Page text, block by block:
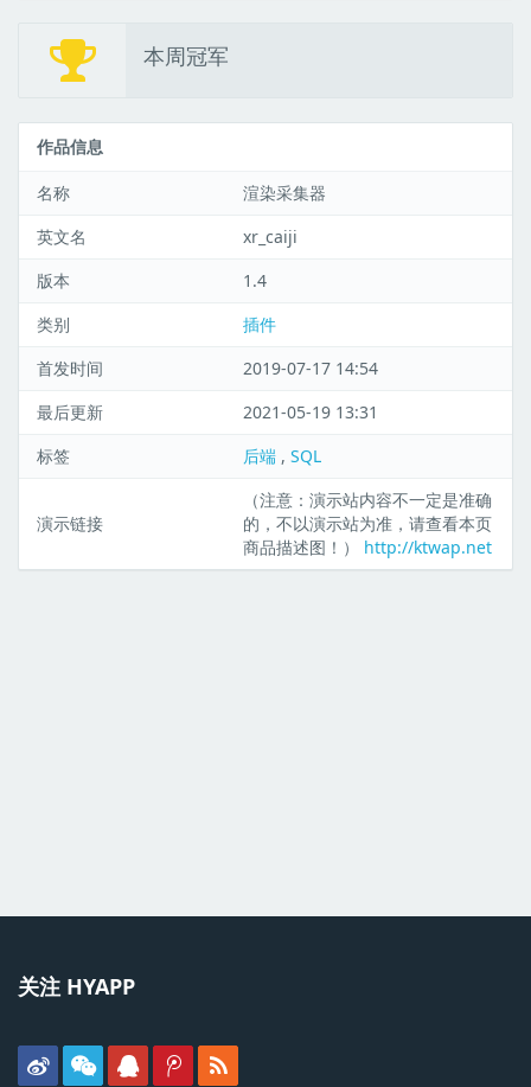
本周冠军
作品信息
名称
渲染采集器
英文名
xr_caiji
版本
1.4
类别
插件
首发时间
2019-07-17 14:54
最后更新
2021-05-19 13:31
标签
后端 , SQL
演示链接
（注意：演示站内容不一定是准确
的，不以演示站为准，请查看本页
商品描述图！） http://ktwap.net
关注 HYAPP